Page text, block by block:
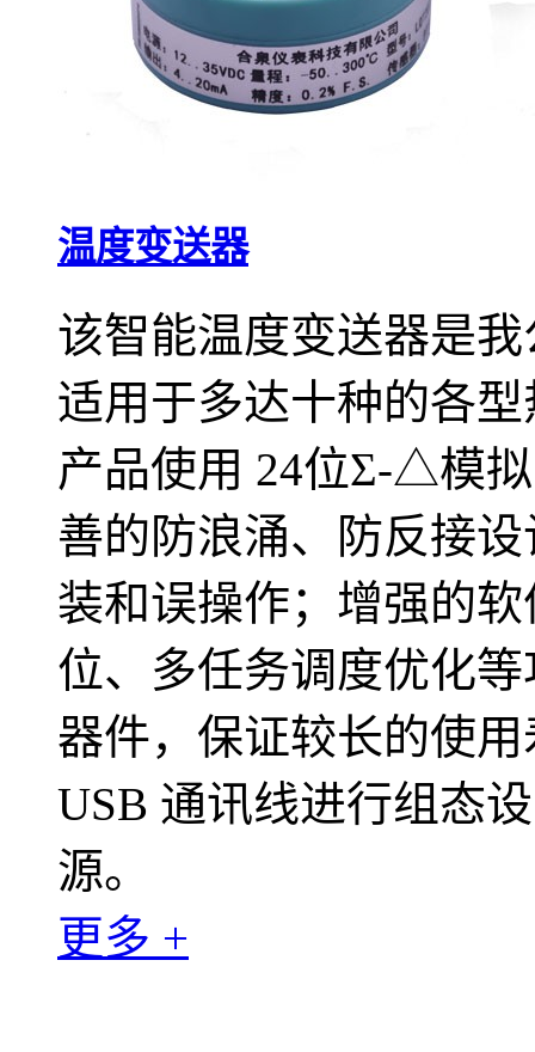
温度变送器
该智能温度变送器是
适用于多达十种的各
产品使用 24位Σ-△模
善的防浪涌、防反接
装和误操作；增强的
位、多任务调度优化
器件，保证较长的使
USB 通讯线进行组态
源。
更多 +